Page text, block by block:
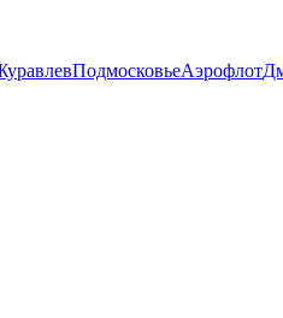
ПодмосковьеАэрофлот